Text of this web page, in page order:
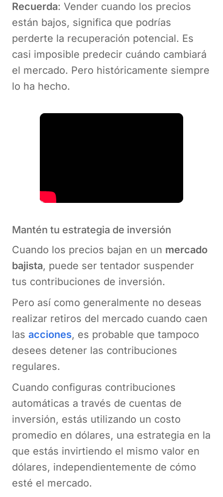
Recuerda: Vender cuando los precios
están bajos, significa que podrías
perderte la recuperación potencial. Es
casi imposible predecir cuándo cambiará
el mercado. Pero históricamente siempre
lo ha hecho.
Mantén tu estrategia de inversión
Cuando los precios bajan en un mercado
bajista, puede ser tentador suspender
tus contribuciones de inversión.
Pero así como generalmente no deseas
realizar retiros del mercado cuando caen
las acciones, es probable que tampoco
desees detener las contribuciones
regulares.
Cuando configuras contribuciones
automáticas a través de cuentas de
inversión, estás utilizando un costo
promedio en dólares, una estrategia en la
que estás invirtiendo el mismo valor en
dólares, independientemente de cómo
esté el mercado.